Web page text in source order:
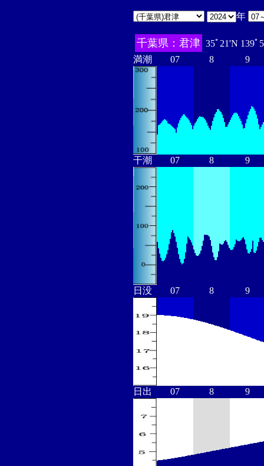
年
千葉県：君津 35ﾟ21'N 139ﾟ
満潮
07 8 9
干潮 07 8 9
日没 07 8 9
日出 07 8 9